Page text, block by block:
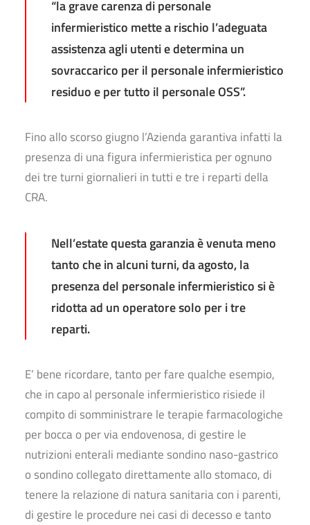
“la grave carenza di personale
infermieristico mette a rischio l’adeguata
assistenza agli utenti e determina un
sovraccarico per il personale infermieristico
residuo e per tutto il personale OSS”.
Fino allo scorso giugno l’Azienda garantiva infatti la
presenza di una figura infermieristica per ognuno
dei tre turni giornalieri in tutti e tre i reparti della
CRA.
Nell’estate questa garanzia è venuta meno
tanto che in alcuni turni, da agosto, la
presenza del personale infermieristico si è
ridotta ad un operatore solo per i tre
reparti.
E’ bene ricordare, tanto per fare qualche esempio,
che in capo al personale infermieristico risiede il
compito di somministrare le terapie farmacologiche
per bocca o per via endovenosa, di gestire le
nutrizioni enterali mediante sondino naso-gastrico
o sondino collegato direttamente allo stomaco, di
tenere la relazione di natura sanitaria con i parenti,
di gestire le procedure nei casi di decesso e tanto